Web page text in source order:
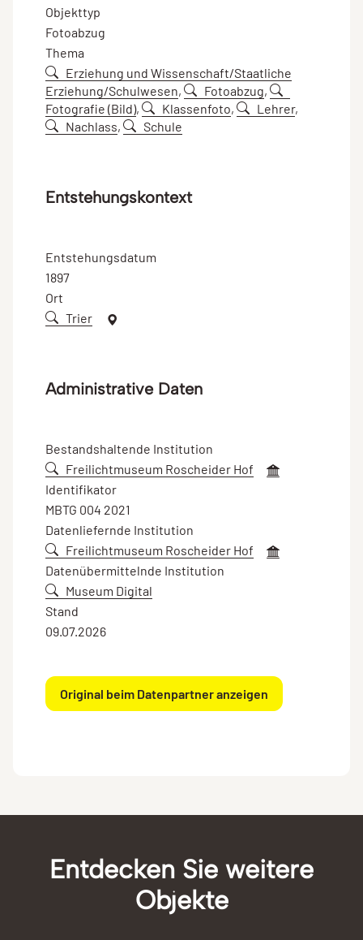
Objekttyp
Fotoabzug
Thema
Erziehung und Wissenschaft/Staatliche
Erziehung/Schulwesen, Fotoabzug,
Fotografie (Bild), Klassenfoto, Lehrer,
Nachlass, Schule
Entstehungskontext
Entstehungsdatum
1897
Ort
Trier
Administrative Daten
Bestandshaltende Institution
Freilichtmuseum Roscheider Hof
Identifikator
MBTG 004 2021
Datenliefernde Institution
Freilichtmuseum Roscheider Hof
Datenübermittelnde Institution
Museum Digital
Stand
09.07.2026
Original beim Datenpartner anzeigen
Entdecken Sie weitere
Objekte